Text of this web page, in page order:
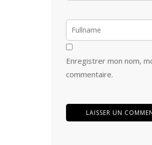
Enregistrer mon nom,
commentaire.